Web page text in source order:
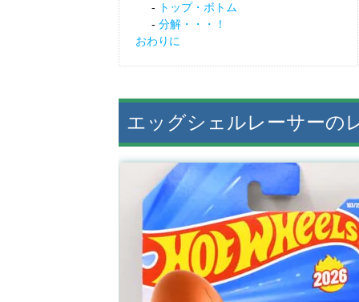
トップ・ボトム
分解・・・！
おわりに
エッグシェルレーサーの